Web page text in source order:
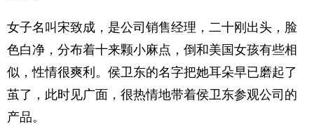
女子名叫宋致成，是公司销售经理，二十刚出头，脸
色白净，分布着十来颗小麻点，倒和美国女孩有些相
似，性情很爽利。侯卫东的名字把她耳朵早已磨起了
茧了，此时见广面，很热情地带着侯卫东参观公司的
产品。